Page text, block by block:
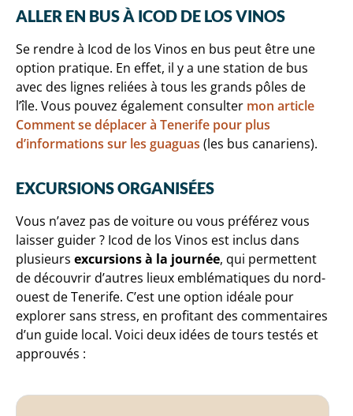
ALLER EN BUS À ICOD DE LOS VINOS
Se rendre à Icod de los Vinos en bus peut être une
option pratique. En effet, il y a une station de bus
avec des lignes reliées à tous les grands pôles de
l’île. Vous pouvez également consulter mon article
Comment se déplacer à Tenerife pour plus
d’informations sur les guaguas (les bus canariens).
EXCURSIONS ORGANISÉES
Vous n’avez pas de voiture ou vous préférez vous
laisser guider ? Icod de los Vinos est inclus dans
plusieurs excursions à la journée, qui permettent
de découvrir d’autres lieux emblématiques du nord-
ouest de Tenerife. C’est une option idéale pour
explorer sans stress, en profitant des commentaires
d’un guide local. Voici deux idées de tours testés et
approuvés :